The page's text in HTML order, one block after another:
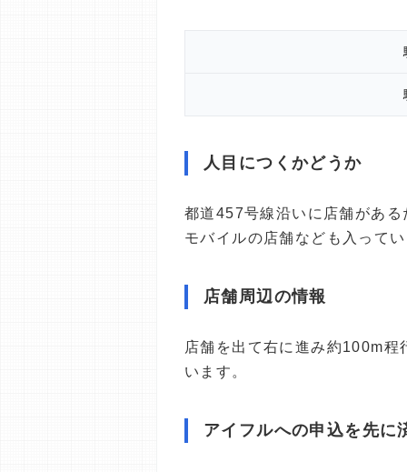
人目につくかどうか
都道457号線沿いに店舗があ
モバイルの店舗なども入って
店舗周辺の情報
店舗を出て右に進み約100m
います。
アイフルへの申込を先に